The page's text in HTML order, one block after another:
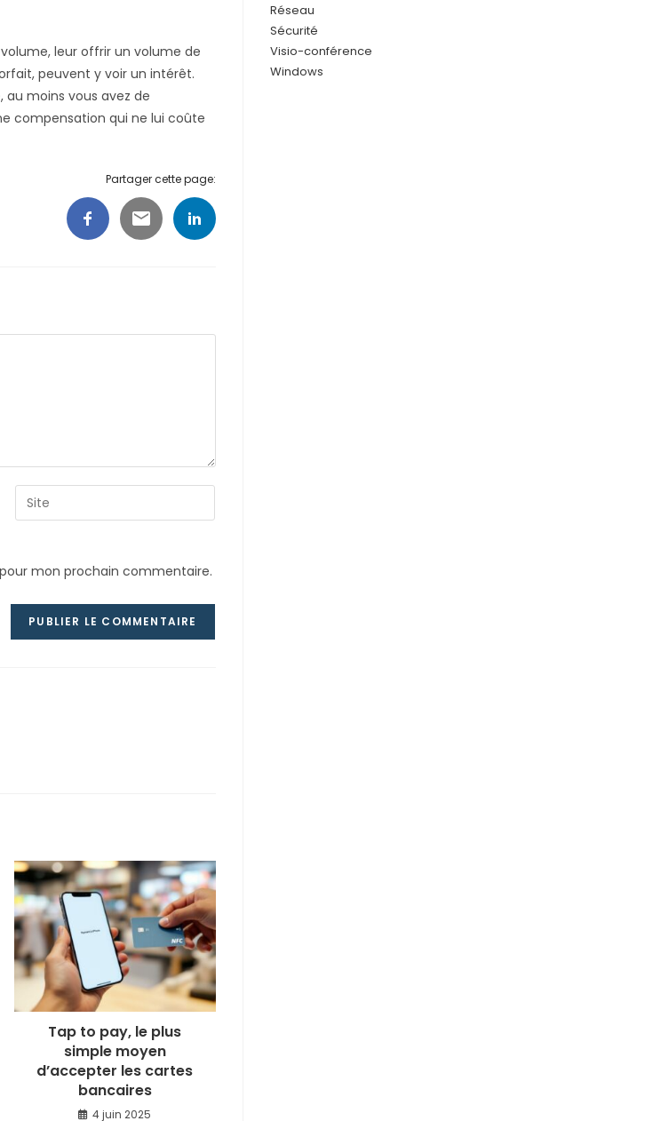
leur offrir un volume de
peuvent y voir un intérêt.
au moins vous avez de
compensation qui ne lui coûte
Partager cette page:
Saisir
l’URL
(facultatif)
mon prochain commentaire.
Tap to pay, le plus
simple moyen
d’accepter les cartes
bancaires
4 juin 2025
Réseau
Sécurité
Visio-conférence
Windows